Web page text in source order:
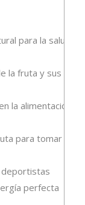
para la salud
la fruta y sus
la alimentación
para tomar en
perfecta